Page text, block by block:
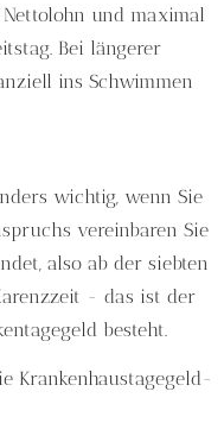
und maximal
Bei längerer
ins Schwimmen
wichtig, wenn Sie
vereinbaren Sie
also ab der siebten
- das ist der
besteht.
Krankenhaustagegeld-